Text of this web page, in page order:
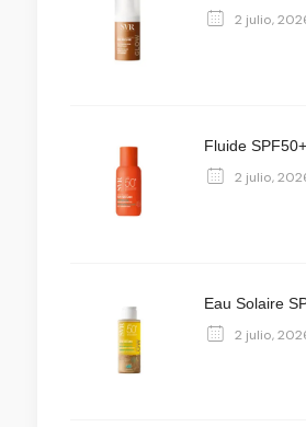
2 julio,
Fluide
2 julio,
Eau Solaire
2 julio,